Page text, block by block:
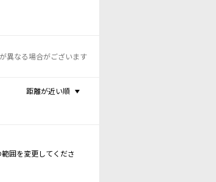
異なる場合がございます
距離が近い順
囲を変更してくださ